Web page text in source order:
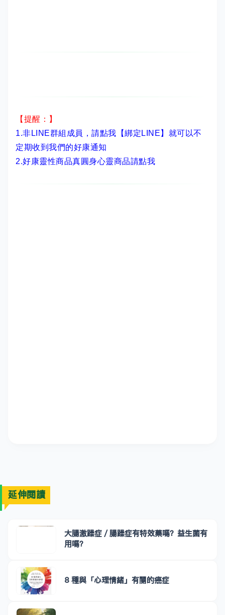
【提醒：】
1.非LINE群組成員， 請點我【綁定LINE】 就可以不
定期收到我們的好康通知
2.好康靈性商品真圓身心靈商品請點我
延伸閱讀
大腸激躁症／腸躁症有特效藥嗎？益生菌有
用嗎？
8 種與「心理情緒」有關的癌症